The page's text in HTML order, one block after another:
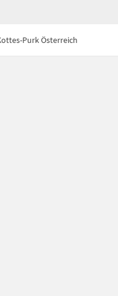
Purk Österreich